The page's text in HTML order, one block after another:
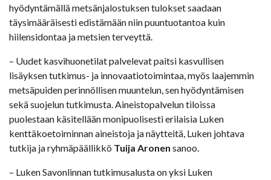
hyödyntämällä metsänjalostuksen tulokset saadaan
täysimääräisesti edistämään niin puuntuotantoa kuin
hiilensidontaa ja metsien terveyttä.
– Uudet kasvihuonetilat palvelevat paitsi kasvullisen
lisäyksen tutkimus- ja innovaatiotoimintaa, myös laajemmin
metsäpuiden perinnöllisen muuntelun, sen hyödyntämisen
sekä suojelun tutkimusta. Aineistopalvelun tiloissa
puolestaan käsitellään monipuolisesti erilaisia Luken
kenttäkoetoiminnan aineistoja ja näytteitä, Luken johtava
tutkija ja ryhmäpäällikkö Tuija Aronen sanoo.
– Luken Savonlinnan tutkimusalusta on yksi Luken